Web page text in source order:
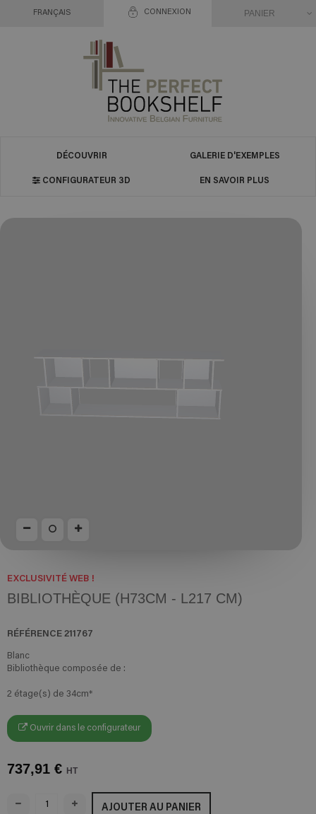
CONNEXION
FRANÇAIS PANIER
DÉCOUVRIR GALERIE D'EXEMPLES
CONFIGURATEUR 3D EN SAVOIR PLUS
EXCLUSIVITÉ WEB !
BIBLIOTHÈQUE (H73CM - L217 CM)
RÉFÉRENCE211767
Blanc
Bibliothèque composée de :
2 étage(s) de 34cm*
Ouvrir dans le configurateur
737,91 € HT
AJOUTER AU PANIER